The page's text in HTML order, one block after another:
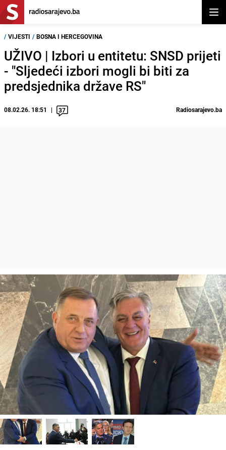
/ VIJESTI / BOSNA I HERCEGOVINA
UŽIVO | Izbori u entitetu: SNSD prijeti
- "Sljedeći izbori mogli bi biti za
predsjednika države RS"
08.02.26. 18:51 37 Radiosarajevo.ba